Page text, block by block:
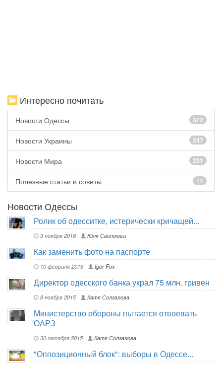
Интересно почитать
Новости Одессы 372
Новости Украины 247
Новости Мира 231
Полезные статьи и советы 17
Новости Одессы
Ролик об одесситке, истерически кричащей...
3 ноября 2016 Юля Светкова
Как заменить фото на паспорте
10 февраля 2016 Igor Fox
Директор одесского банка украл 75 млн. гривен
8 ноября 2015 Катя Солгалова
Министерство обороны пытается отвоевать
ОАРЗ
30 октября 2015 Катя Солгалова
"Оппозиционный блок": выборы в Одессе...